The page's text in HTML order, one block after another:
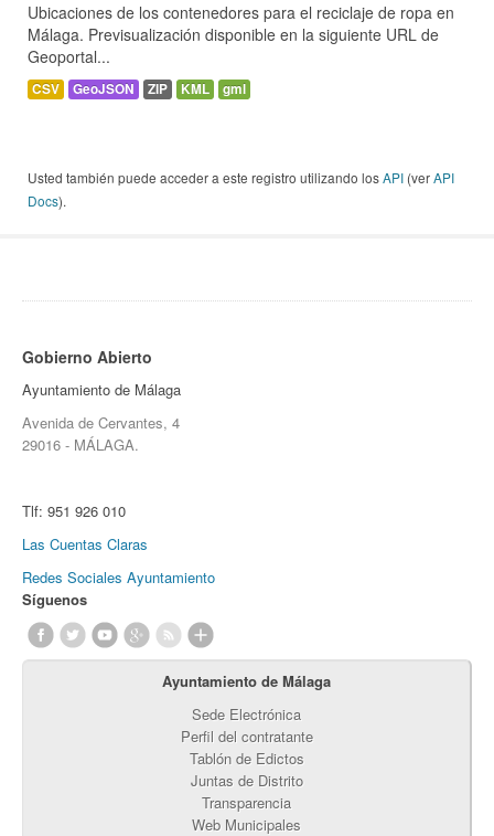
Ubicaciones de los contenedores para el reciclaje de ropa en
Málaga. Previsualización disponible en la siguiente URL de
Geoportal...
CSV GeoJSON ZIP KML gml
Usted también puede acceder a este registro utilizando losAPI (verAPI
Docs).
Gobierno Abierto
Ayuntamiento de Málaga
Avenida de Cervantes, 4
29016 - MÁLAGA.
Tlf: 951 926 010
Las Cuentas Claras
Redes Sociales Ayuntamiento
Síguenos
Ayuntamiento de Málaga
Sede Electrónica
Perfil del contratante
Tablón de Edictos
Juntas de Distrito
Transparencia
Web Municipales